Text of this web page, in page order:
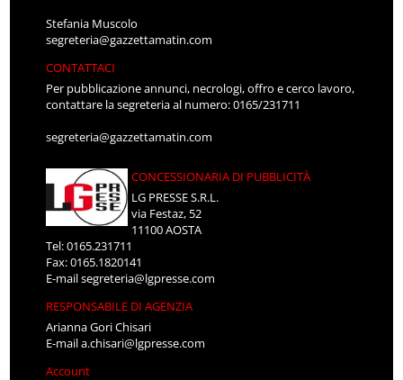
Stefania Muscolo
segreteria@gazzettamatin.com
CONTATTACI
Per pubblicazione annunci, necrologi, offro e cerco lavoro,
contattare la segreteria al numero: 0165/231711
segreteria@gazzettamatin.com
CONCESSIONARIA DI PUBBLICITÀ
LG PRESSE S.R.L.
via Festaz, 52
11100 AOSTA
Tel: 0165.231711
Fax: 0165.1820141
E-mailsegreteria@lgpresse.com
RESPONSABILE DI AGENZIA
Arianna Gori Chisari
E-maila.chisari@lgpresse.com
Account